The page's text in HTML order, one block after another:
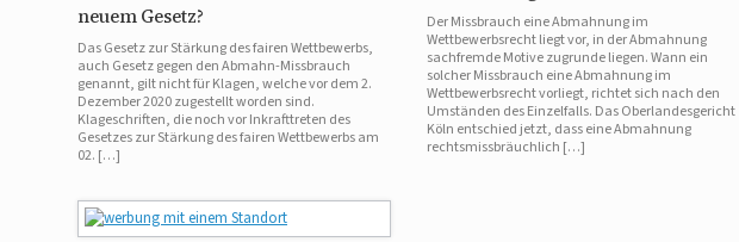
neuem Gesetz?
Das Gesetz zur Stärkung des fairen Wettbewerbs,
auch Gesetz gegen den Abmahn-Missbrauch
genannt, gilt nicht für Klagen, welche vor dem 2.
Dezember 2020 zugestellt worden sind.
Klageschriften, die noch vor Inkrafttreten des
Gesetzes zur Stärkung des fairen Wettbewerbs am
02. […]
Der Missbrauch eine Abmahnung im
Wettbewerbsrecht liegt vor, in der Abmahnung
sachfremde Motive zugrunde liegen. Wann ein
solcher Missbrauch eine Abmahnung im
Wettbewerbsrecht vorliegt, richtet sich nach den
Umständen des Einzelfalls. Das Oberlandesgericht
Köln entschied jetzt, dass eine Abmahnung
rechtsmissbräuchlich […]